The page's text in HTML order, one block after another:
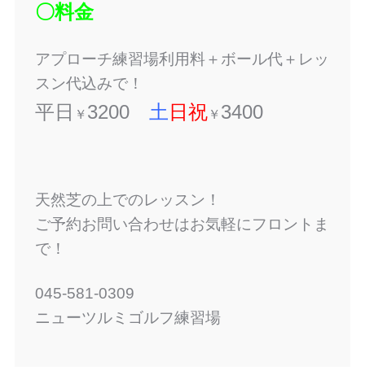
〇料金
アプローチ練習場利用料＋ボール代＋レッ
スン代込みで！
平日 ￥ 3200 土 日祝￥ 3400
天然芝の上でのレッスン！
ご予約お問い合わせはお気軽にフロントま
で！
045-581-0309
ニューツルミゴルフ練習場